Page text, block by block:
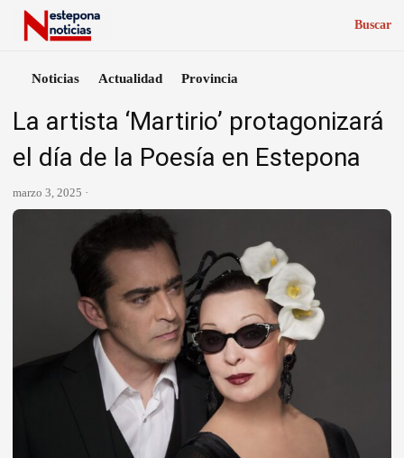
Buscar
Noticias Actualidad Provincia
La artista ‘Martirio’ protagonizará
el día de la Poesía en Estepona
marzo 3, 2025 ·